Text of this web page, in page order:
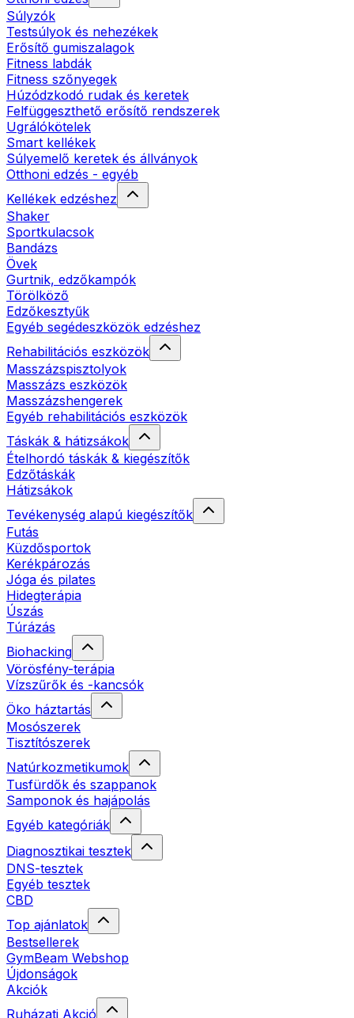
Súlyzók
Testsúlyok és nehezékek
Erősítő gumiszalagok
Fitness labdák
Fitness szőnyegek
Húzódzkodó rudak és keretek
Felfüggeszthető erősítő rendszerek
Ugrálókötelek
Smart kellékek
Súlyemelő keretek és állványok
Otthoni edzés - egyéb
Kellékek edzéshez
Shaker
Sportkulacsok
Bandázs
Övek
Gurtnik, edzőkampók
Törölköző
Edzőkesztyűk
Egyéb segédeszközök edzéshez
Rehabilitációs eszközök
Masszázspisztolyok
Masszázs eszközök
Masszázshengerek
Egyéb rehabilitációs eszközök
Táskák & hátizsákok
Ételhordó táskák & kiegészítők
Edzőtáskák
Hátizsákok
Tevékenység alapú kiegészítők
Futás
Küzdősportok
Kerékpározás
Jóga és pilates
Hidegterápia
Úszás
Túrázás
Biohacking
Vörösfény-terápia
Vízszűrők és -kancsók
Öko háztartás
Mosószerek
Tisztítószerek
Natúrkozmetikumok
Tusfürdők és szappanok
Samponok és hajápolás
Egyéb kategóriák
Diagnosztikai tesztek
DNS-tesztek
Egyéb tesztek
CBD
Top ajánlatok
Bestsellerek
GymBeam Webshop
Újdonságok
Akciók
Ruházati Akció